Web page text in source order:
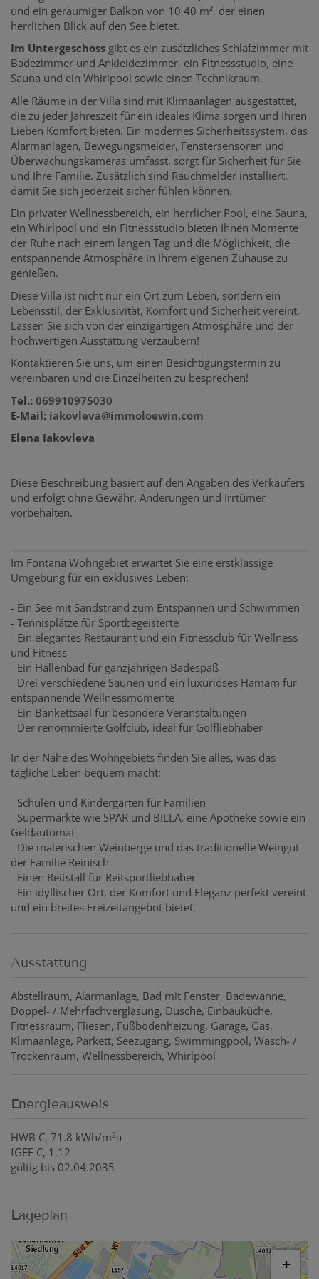
und ein geräumiger Balkon von 10,40 m², der einen
herrlichen Blick auf den See bietet.
Im Untergeschoss gibt es ein zusätzliches Schlafzimmer mit
Badezimmer und Ankleidezimmer, ein Fitnessstudio, eine
Sauna und ein Whirlpool sowie einen Technikraum.
Alle Räume in der Villa sind mit Klimaanlagen ausgestattet,
die zu jeder Jahreszeit für ein ideales Klima sorgen und Ihren
Lieben Komfort bieten. Ein modernes Sicherheitssystem, das
Alarmanlagen, Bewegungsmelder, Fenstersensoren und
Überwachungskameras umfasst, sorgt für Sicherheit für Sie
und Ihre Familie. Zusätzlich sind Rauchmelder installiert,
damit Sie sich jederzeit sicher fühlen können.
Ein privater Wellnessbereich, ein herrlicher Pool, eine Sauna,
ein Whirlpool und ein Fitnessstudio bieten Ihnen Momente
der Ruhe nach einem langen Tag und die Möglichkeit, die
entspannende Atmosphäre in Ihrem eigenen Zuhause zu
genießen.
Diese Villa ist nicht nur ein Ort zum Leben, sondern ein
Lebensstil, der Exklusivität, Komfort und Sicherheit vereint.
Lassen Sie sich von der einzigartigen Atmosphäre und der
hochwertigen Ausstattung verzaubern!
Kontaktieren Sie uns, um einen Besichtigungstermin zu
vereinbaren und die Einzelheiten zu besprechen!
Tel.: 069910975030
E-Mail: iakovleva@immoloewin.com
Elena Iakovleva
Diese Beschreibung basiert auf den Angaben des Verkäufers
und erfolgt ohne Gewähr. Änderungen und Irrtümer
vorbehalten.
Im Fontana Wohngebiet erwartet Sie eine erstklassige
Umgebung für ein exklusives Leben:
- Ein See mit Sandstrand zum Entspannen und Schwimmen
- Tennisplätze für Sportbegeisterte
- Ein elegantes Restaurant und ein Fitnessclub für Wellness
und Fitness
- Ein Hallenbad für ganzjährigen Badespaß
- Drei verschiedene Saunen und ein luxuriöses Hamam für
entspannende Wellnessmomente
- Ein Bankettsaal für besondere Veranstaltungen
- Der renommierte Golfclub, ideal für Golfliebhaber
In der Nähe des Wohngebiets finden Sie alles, was das
tägliche Leben bequem macht:
- Schulen und Kindergärten für Familien
- Supermärkte wie SPAR und BILLA, eine Apotheke sowie ein
Geldautomat
- Die malerischen Weinberge und das traditionelle Weingut
der Familie Reinisch
- Einen Reitstall für Reitsportliebhaber
- Ein idyllischer Ort, der Komfort und Eleganz perfekt vereint
und ein breites Freizeitangebot bietet.
Ausstattung
Abstellraum Alarmanlage Bad mit Fenster Badewanne
Doppel- / Mehrfachverglasung Dusche Einbauküche
Fitnessraum Fliesen Fußbodenheizung Garage Gas
Klimaanlage Parkett Seezugang Swimmingpool Wasch- /
Trockenraum Wellnessbereich Whirlpool
Energieausweis
HWB C, 71.8 kWh/m2a
fGEE C, 1,12
gültig bis 02.04.2035
Lageplan
+